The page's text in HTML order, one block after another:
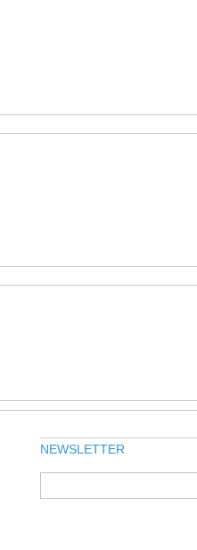
NEWSLETTER